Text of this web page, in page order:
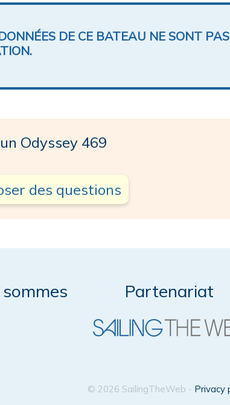
DE CE BATEAU NE SONT
Odyssey 469
des questions
Partenariat
© 2026 SailingTheWeb - Privacy